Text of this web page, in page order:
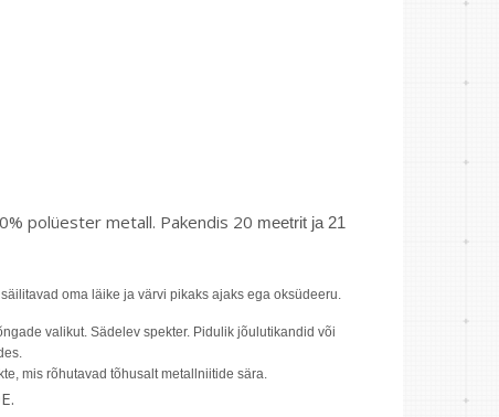
polüester metall. Pakendis 20 meetrit ja 21
oma läike ja värvi pikaks ajaks ega oksüdeeru.
valikut. Sädelev spekter. Pidulik jõulutikandid või
mis rõhutavad tõhusalt metallniitide sära.